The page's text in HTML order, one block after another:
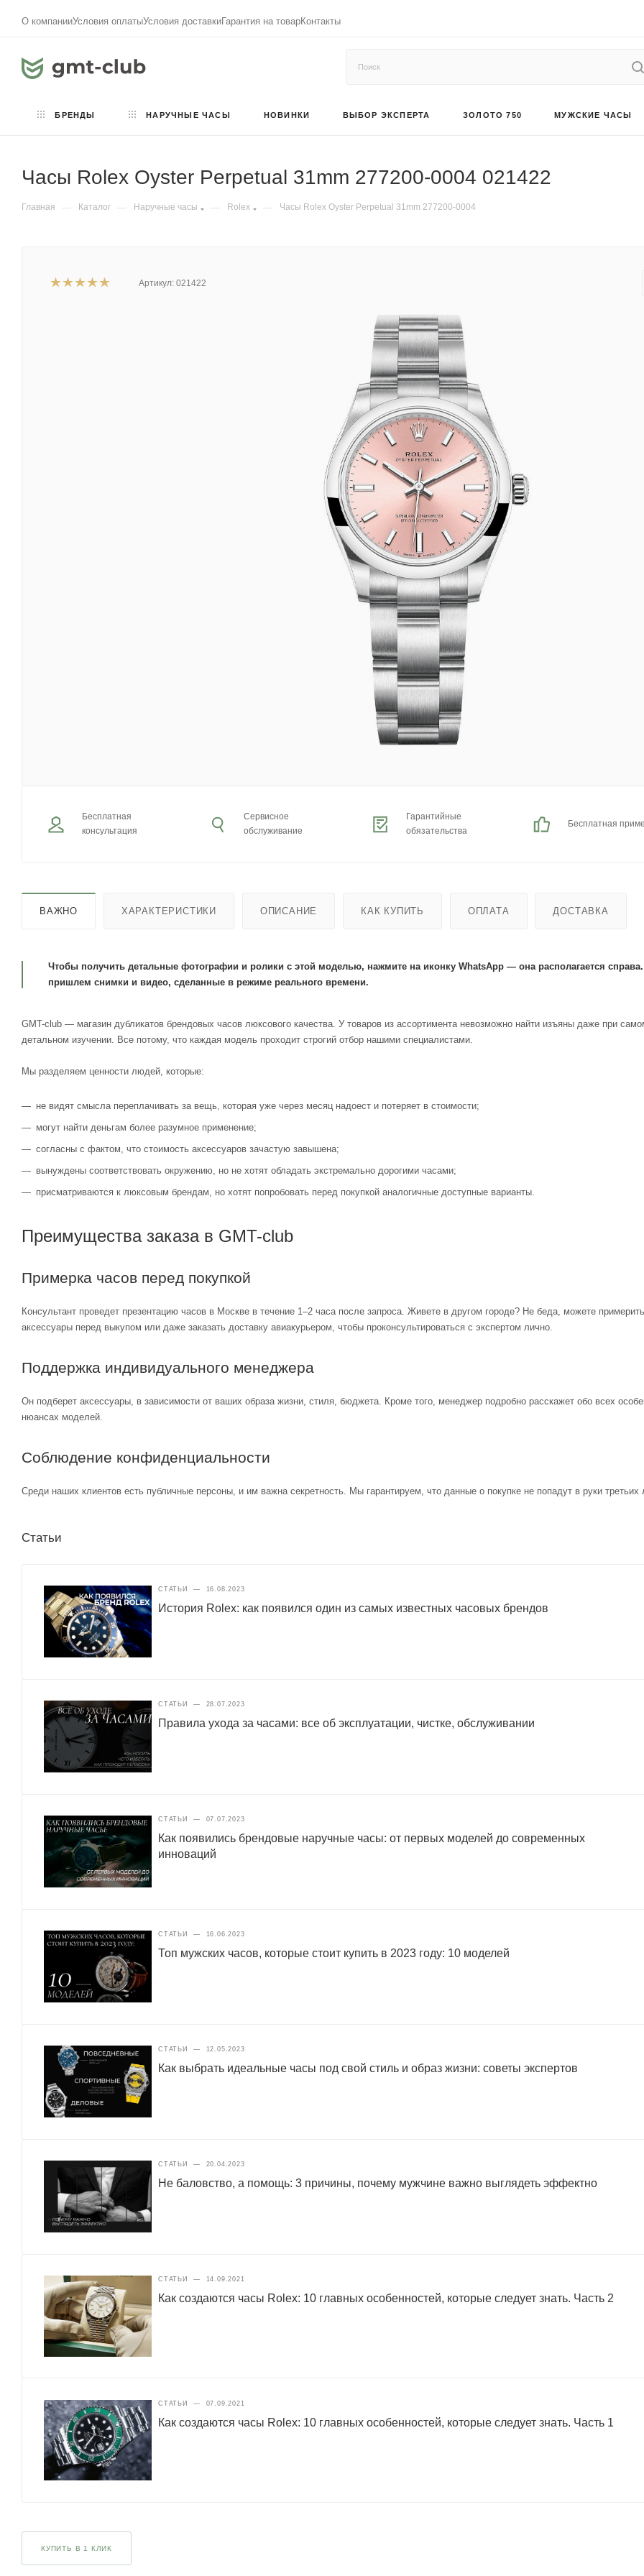
О компанииУсловия оплатыУсловия доставкиГарантия на товарКонтакты
БРЕНДЫ НАРУЧНЫЕ ЧАСЫ НОВИНКИ ВЫБОР ЭКСПЕРТА ЗОЛОТО 750 МУЖСКИЕ ЧАСЫ
Часы Rolex Oyster Perpetual 31mm 277200-0004 021422
Главная — Каталог — Наручные часы — Rolex — Часы Rolex Oyster Perpetual 31mm 277200-0004
Артикул: 021422
Бесплатная
консультация
Сервисное
обслуживание
Гарантийные
обязательства
Бесплатная
ВАЖНО ХАРАКТЕРИСТИКИ ОПИСАНИЕ КАК КУПИТЬ ОПЛАТА ДОСТАВКА
Чтобы получить детальные фотографии и ролики с этой моделью, нажмите на иконку WhatsApp — она располагается
пришлем снимки и видео, сделанные в режиме реального времени.
GMT-club — магазин дубликатов брендовых часов люксового качества. У товаров из ассортимента невозможно найти изъяны даже при
детальном изучении. Все потому, что каждая модель проходит строгий отбор нашими специалистами.
Мы разделяем ценности людей, которые:
не видят смысла переплачивать за вещь, которая уже через месяц надоест и потеряет в стоимости;
могут найти деньгам более разумное применение;
согласны с фактом, что стоимость аксессуаров зачастую завышена;
вынуждены соответствовать окружению, но не хотят обладать экстремально дорогими часами;
присматриваются к люксовым брендам, но хотят попробовать перед покупкой аналогичные доступные варианты.
Преимущества заказа в GMT-club
Примерка часов перед покупкой
Консультант проведет презентацию часов в Москве в течение 1–2 часа после запроса. Живете в другом городе? Не беда, можете примерить
аксессуары перед выкупом или даже заказать доставку авиакурьером, чтобы проконсультироваться с экспертом лично.
Поддержка индивидуального менеджера
Он подберет аксессуары, в зависимости от ваших образа жизни, стиля, бюджета. Кроме того, менеджер подробно расскажет обо всех
нюансах моделей.
Соблюдение конфиденциальности
Среди наших клиентов есть публичные персоны, и им важна секретность. Мы гарантируем, что данные о покупке не попадут в руки третьих
Статьи
СТАТЬИ — 16.08.2023
История Rolex: как появился один из самых известных часовых брендов
СТАТЬИ — 28.07.2023
Правила ухода за часами: все об эксплуатации, чистке, обслуживании
СТАТЬИ — 07.07.2023
Как появились брендовые наручные часы: от первых моделей до современных
инноваций
СТАТЬИ — 16.06.2023
Топ мужских часов, которые стоит купить в 2023 году: 10 моделей
СТАТЬИ — 12.05.2023
Как выбрать идеальные часы под свой стиль и образ жизни: советы экспертов
СТАТЬИ — 20.04.2023
Не баловство, а помощь: 3 причины, почему мужчине важно выглядеть эффектно
СТАТЬИ — 14.09.2021
Как создаются часы Rolex: 10 главных особенностей, которые следует знать. Часть 2
СТАТЬИ — 07.09.2021
Как создаются часы Rolex: 10 главных особенностей, которые следует знать. Часть 1
КУПИТЬ В 1 КЛИК